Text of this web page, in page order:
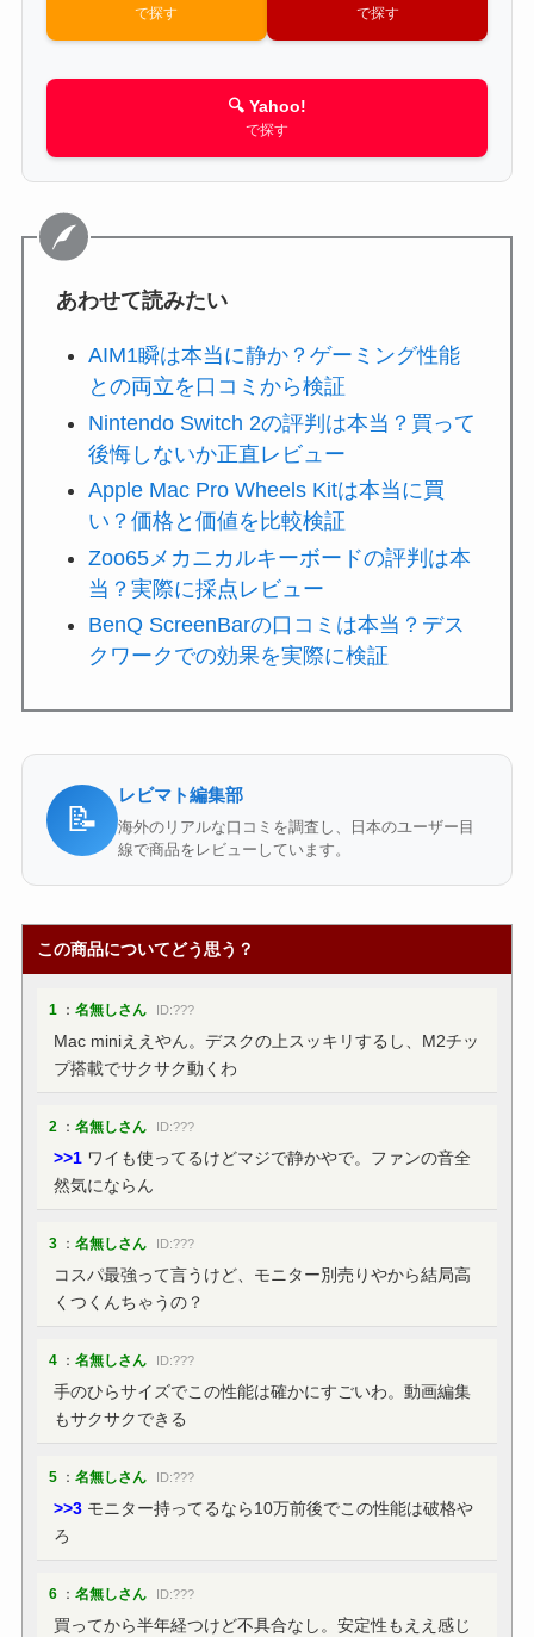
で探す で探す
🔍 Yahoo!
で探す
あわせて読みたい
AIM1瞬は本当に静か？ゲーミング性能
との両立を口コミから検証
Nintendo Switch 2の評判は本当？買って
後悔しないか正直レビュー
Apple Mac Pro Wheels Kitは本当に買
い？価格と価値を比較検証
Zoo65メカニカルキーボードの評判は本
当？実際に採点レビュー
BenQ ScreenBarの口コミは本当？デス
クワークでの効果を実際に検証
📝
レビマト編集部
海外のリアルな口コミを調査し、日本のユーザー目
線で商品をレビューしています。
この商品についてどう思う？
1： 名無しさん ID:???
Mac miniええやん。デスクの上スッキリするし、M2チッ
プ搭載でサクサク動くわ
2： 名無しさん ID:???
>>1ワイも使ってるけどマジで静かやで。ファンの音全
然気にならん
3： 名無しさん ID:???
コスパ最強って言うけど、モニター別売りやから結局高
くつくんちゃうの？
4： 名無しさん ID:???
手のひらサイズでこの性能は確かにすごいわ。動画編集
もサクサクできる
5： 名無しさん ID:???
>>3モニター持ってるなら10万前後でこの性能は破格や
ろ
6： 名無しさん ID:???
買ってから半年経つけど不具合なし。安定性もええ感じ